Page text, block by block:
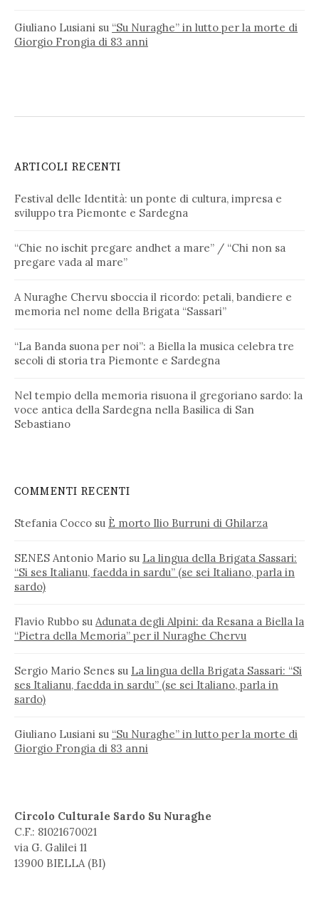
Giuliano Lusiani su “Su Nuraghe” in lutto per la morte di
Giorgio Frongia di 83 anni
ARTICOLI RECENTI
Festival delle Identità: un ponte di cultura, impresa e
sviluppo tra Piemonte e Sardegna
“Chie no ischit pregare andhet a mare” / “Chi non sa
pregare vada al mare”
A Nuraghe Chervu sboccia il ricordo: petali, bandiere e
memoria nel nome della Brigata “Sassari”
“La Banda suona per noi”: a Biella la musica celebra tre
secoli di storia tra Piemonte e Sardegna
Nel tempio della memoria risuona il gregoriano sardo: la
voce antica della Sardegna nella Basilica di San
Sebastiano
COMMENTI RECENTI
Stefania Cocco su È morto Ilio Burruni di Ghilarza
SENES Antonio Mario su La lingua della Brigata Sassari:
“Si ses Italianu, faedda in sardu” (se sei Italiano, parla in
sardo)
Flavio Rubbo su Adunata degli Alpini: da Resana a Biella la
“Pietra della Memoria” per il Nuraghe Chervu
Sergio Mario Senes su La lingua della Brigata Sassari: “Si
ses Italianu, faedda in sardu” (se sei Italiano, parla in
sardo)
Giuliano Lusiani su “Su Nuraghe” in lutto per la morte di
Giorgio Frongia di 83 anni
Circolo Culturale Sardo Su Nuraghe
C.F.: 81021670021
via G. Galilei 11
13900 BIELLA (BI)